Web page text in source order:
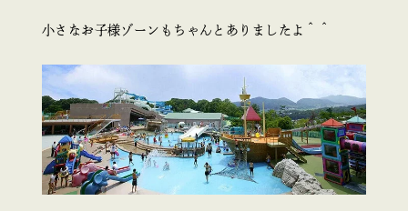
小さなお子様ゾーンもちゃんとありましたよ＾＾